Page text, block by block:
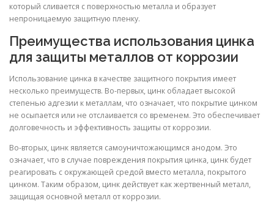
который сливается с поверхностью металла и образует
непроницаемую защитную пленку.
Преимущества использования цинка
для защиты металлов от коррозии
Использование цинка в качестве защитного покрытия имеет
несколько преимуществ. Во-первых, цинк обладает высокой
степенью адгезии к металлам, что означает, что покрытие цинком
не осыпается или не отслаивается со временем. Это обеспечивает
долговечность и эффективность защиты от коррозии.
Во-вторых, цинк является самоуничтожающимся анодом. Это
означает, что в случае повреждения покрытия цинка, цинк будет
реагировать с окружающей средой вместо металла, покрытого
цинком. Таким образом, цинк действует как жертвенный металл,
защищая основной металл от коррозии.